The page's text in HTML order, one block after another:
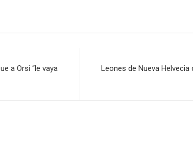
a Orsi “le vaya
Leones de Nueva